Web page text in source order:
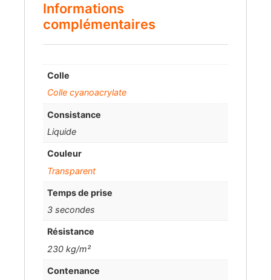
Informations
complémentaires
Colle
Colle cyanoacrylate
Consistance
Liquide
Couleur
Transparent
Temps de prise
3 secondes
Résistance
230 kg/m²
Contenance